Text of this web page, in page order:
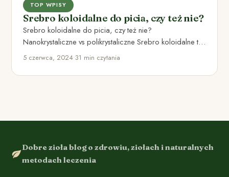
TOP WPISY
Srebro koloidalne do picia, czy też nie?
Srebro koloidalne do picia, czy też nie?
Nanokrystaliczne vs polikrystaliczne Srebro koloidalne to
produkt stworzony przez zawieszenie niewielkich…
5 czerwca, 2024•31 min czytania
Dobre zioła blog o zdrowiu, ziołach i naturalnych
metodach leczenia